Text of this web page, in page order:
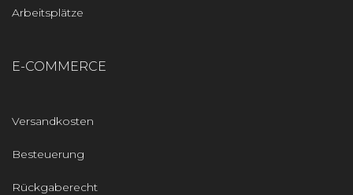
Arbeitsplätze
E-COMMERCE
Versandkosten
Besteuerung
Rückgaberecht